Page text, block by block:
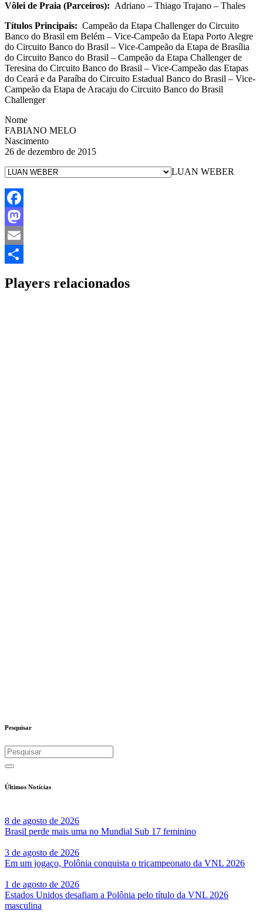
Vôlei de Praia (Parceiros): Adriano – Thiago Trajano – Thales
Títulos Principais: Campeão da Etapa Challenger do Circuito
Banco do Brasil em Belém – Vice-Campeão da Etapa Porto Alegre
do Circuito Banco do Brasil – Vice-Campeão da Etapa de Brasília
do Circuito Banco do Brasil – Campeão da Etapa Challenger de
Teresina do Circuito Banco do Brasil – Vice-Campeão das Etapas
do Ceará e da Paraíba do Circuito Estadual Banco do Brasil – Vice-
Campeão da Etapa de Aracaju do Circuito Banco do Brasil
Challenger
Nome
FABIANO MELO
Nascimento
26 de dezembro de 2015
LUAN WEBER
Facebook
Mastodon
Email
Players relacionados
Pesquisar
Últimos Notícias
8 de agosto de 2026
Brasil perde mais uma no Mundial Sub 17 feminino
3 de agosto de 2026
Em um jogaço, Polônia conquista o tricampeonato da VNL 2026
1 de agosto de 2026
Estados Unidos desafiam a Polônia pelo título da VNL 2026
masculina